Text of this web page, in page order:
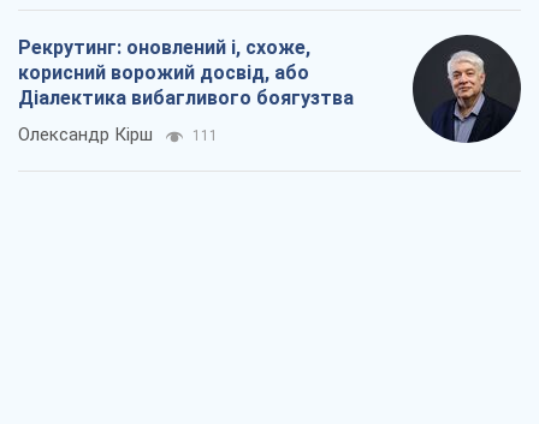
Рекрутинг: оновлений і, схоже,
корисний ворожий досвід, або
Діалектика вибагливого боягузтва
Олександр Кірш 111